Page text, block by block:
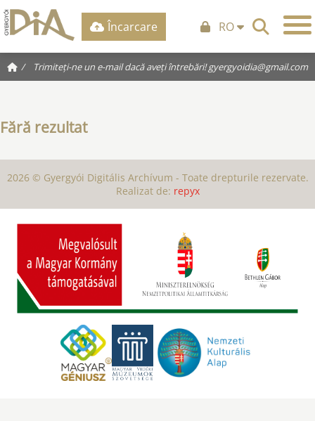
Încarcare RO
/ Trimiteți-ne un e-mail dacă aveți întrebări!gyergyoidia@gmail.com
Fără rezultat
2026 © Gyergyói Digitális Archívum - Toate drepturile rezervate.
Realizat de: repyx